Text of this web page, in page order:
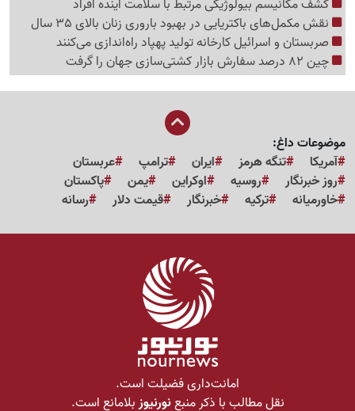
کشف مکانیسم بیولوژیکی مرتبط با سلامت آینده افراد
نقش مکمل‌های باکتریایی در بهبود باروری زنان بالای 35 سال
صربستان و اسرائیل کارخانه تولید پهپاد راه‌اندازی می‌کنند
چین 82 درصد سفارش بازار کشتی‌سازی جهان را گرفت
موضوعات داغ:
آمریکا
تنگه هرمز ایران ترامپ
عربستان
روز خبرنگار
روسیه اوکراین یمن
پاکستان
خاورمیانه
ترکیه خبرنگار قیمت دلار رسانه
امانت‌داری فضیلت است.
نقل مطالب با ذکر منبعنورنیوزبلامانع است.